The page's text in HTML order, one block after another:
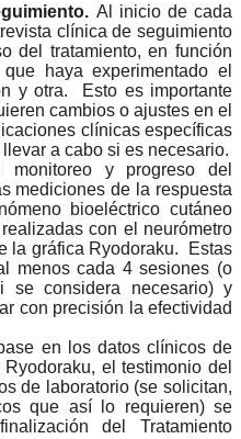
Al inicio de cada
clínica de seguimiento
del tratamiento, en función
haya experimentado el
y otra. Esto es importante
cambios o ajustes en el
clínicas específicas
a cabo si es necesario.
y progreso del
mediciones de la respuesta
bioeléctrico cutáneo
con el neurómetro
la gráfica Ryodoraku. Estas
menos cada 4 sesiones (o
se considera necesario) y
con precisión la efectividad
en los datos clínicos de
el testimonio del
de laboratorio (se solicitan,
que así lo requieren) se
del Tratamiento